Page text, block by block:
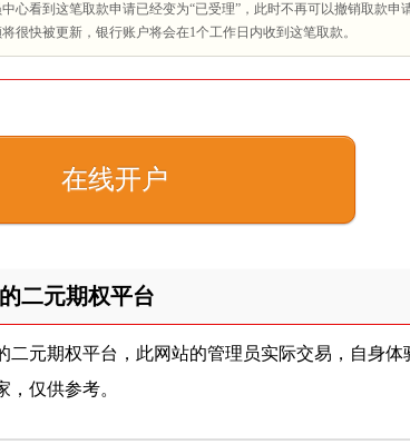
心看到这笔取款申请已经变为“已受理”，此时不再可以撤销取款申
很快被更新，银行账户将会在1个工作日内收到这笔取款。
在线开户
二元期权平台
二元期权平台，此网站的管理员实际交易，自身体
仅供参考。